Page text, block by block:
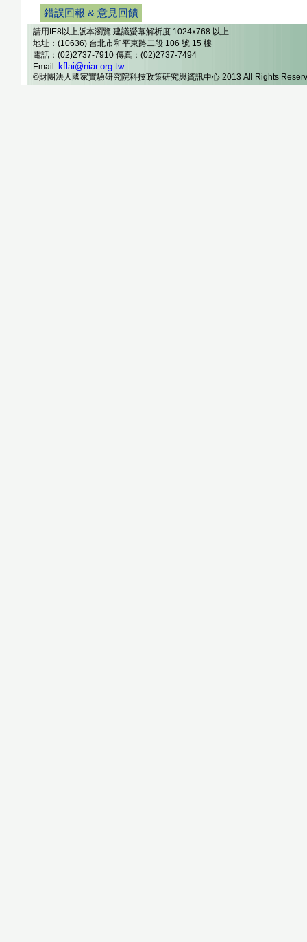
錯誤回報 & 意見回饋
請用IE8以上版本瀏覽 建議螢幕解析度 1024x768 以上
地址：(10636) 台北市和平東路二段 106 號 15 樓
電話：(02)2737-7910 傳真：(02)2737-7494
Email: kflai@niar.org.tw
©財團法人國家實驗研究院科技政策研究與資訊中心 2013 All Rights